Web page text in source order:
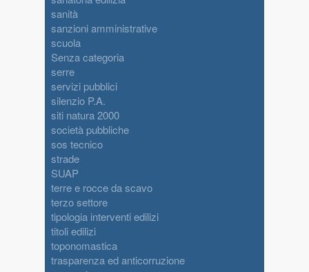
sanità
sanzioni amministrative
scuola
Senza categoria
serre
servizi pubblici
silenzio P.A.
siti natura 2000
società pubbliche
sos tecnico
strade
SUAP
terre e rocce da scavo
terzo settore
tipologia interventi edilizi
titoli edilizi
toponomastica
trasparenza ed anticorruzione